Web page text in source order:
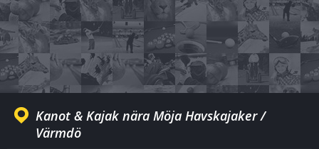
Kanot & Kajak nära Möja Havskajaker /
Värmdö